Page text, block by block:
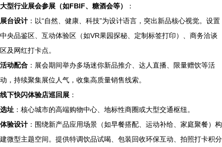
大型行业展会参展（如FBIF、糖酒会等）
：
展台设计 ：以“自然、健康、科技”为设计语言，突出新品核心视觉。设置
中央品鉴区、互动体验区（如VR果园探秘、定制标签打印）、商务洽谈
区及网红打卡点。
活动配合 ：展会期间举办多场迷你新品推介、达人直播、限量赠饮等活
动，持续聚集展位人气，收集高质量销售线索。
线下快闪体验店巡回展 ：
选址 ：核心城市的高端购物中心、地标性商圈或大型交通枢纽。
体验设计 ：围绕新产品应用场景（如早餐搭配、运动补给、家庭聚餐）构
建微型主题空间。提供特调饮品试喝、包装回收环保互动、拍照打卡积分